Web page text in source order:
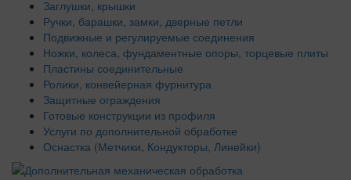
Заглушки, крышки
Ручки, барашки, замки, дверные петли
Подвижные и регулируемые соединения
Ножки, колеса, фундаментные опоры, торцевые плиты
Пластины соединительные
Ролики, конвейерная фурнитура
Защитные ограждения
Готовые конструкции из профиля
Услуги по дополнительной обработке
Оснастка (Метчики, Кондукторы, Линейки)